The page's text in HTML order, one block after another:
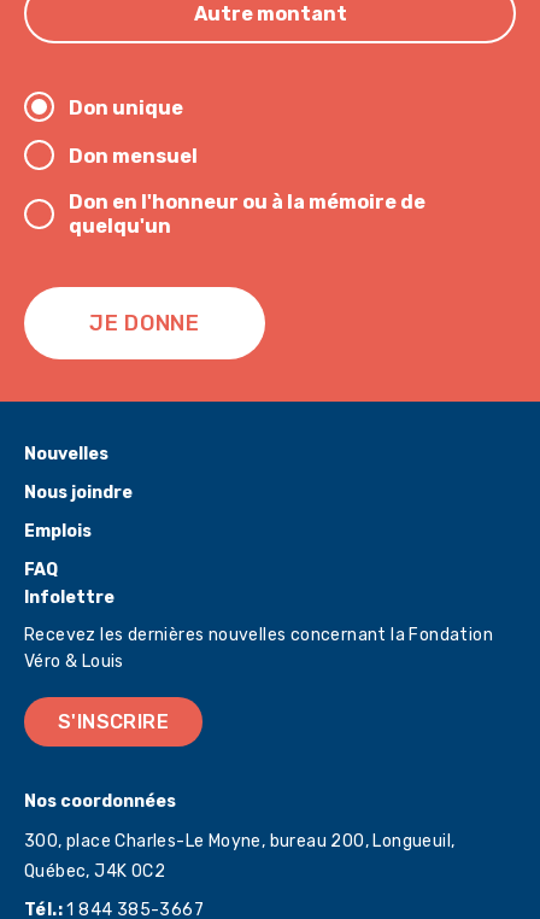
Autre montant
Don unique
Don mensuel
Don en l'honneur ou à la mémoire de
quelqu'un
JE DONNE
Infolettre
Recevez les dernières nouvelles concernant la Fondation
Véro & Louis
S'INSCRIRE
Nos coordonnées
300, place Charles-Le Moyne, bureau 200, Longueuil,
Québec,J4K 0C2
Tél.:1 844 385-3667
Nouvelles
Nous joindre
Emplois
FAQ